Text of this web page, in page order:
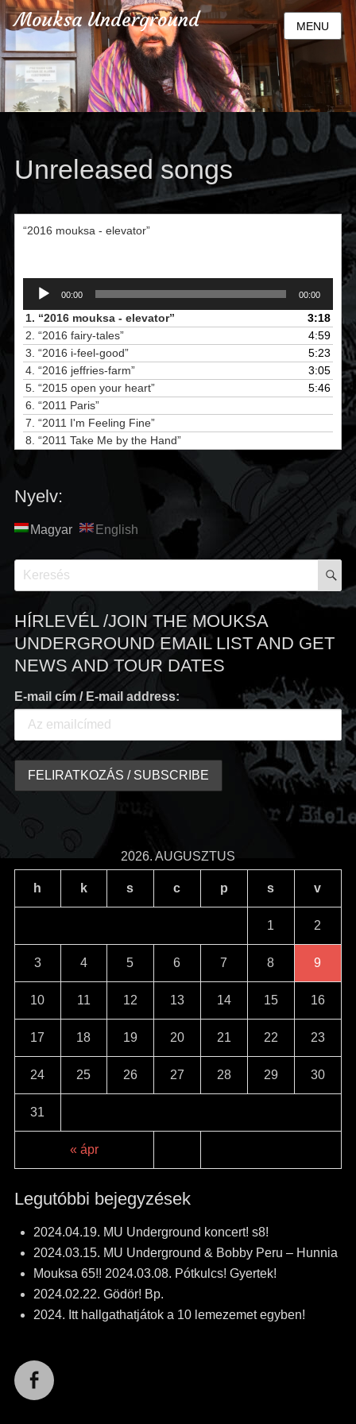
Mouksa Underground MENU
Unreleased songs
“2016 mouksa - elevator”
Audió
lejátszó
00:00 00:00
1. “2016 mouksa - elevator”
3:18
2. “2016 fairy-tales”
4:59
3. “2016 i-feel-good”
5:23
4. “2016 jeffries-farm”
3:05
5. “2015 open your heart”
5:46
6. “2011 Paris”
7. “2011 I'm Feeling Fine”
8. “2011 Take Me by the Hand”
Nyelv:
Magyar English
Search
for:
HÍRLEVÉL /JOIN THE MOUKSA
UNDERGROUND EMAIL LIST AND GET
NEWS AND TOUR DATES
E-mail cím / E-mail address:
2026. AUGUSZTUS
h k s c p s v
« ápr
1 2
3 4 5 6 7 8 9
10 11 12 13 14 15 16
17 18 19 20 21 22 23
24 25 26 27 28 29 30
31
Legutóbbi bejegyzések
2024.04.19. MU Underground koncert! s8!
2024.03.15. MU Underground & Bobby Peru – Hunnia
Mouksa 65!! 2024.03.08. Pótkulcs! Gyertek!
2024.02.22. Gödör! Bp.
2024. Itt hallgathatjátok a 10 lemezemet egyben!